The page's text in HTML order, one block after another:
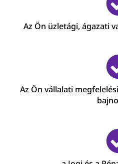
Az Ön üzletági, ágazati
Az Ön vállalati